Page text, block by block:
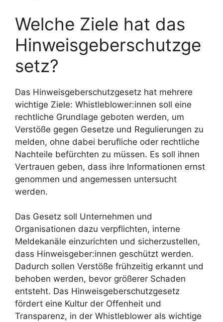
Welche Ziele hat das
Hinweisgeberschutzge
setz?
Das Hinweisgeberschutzgesetz hat mehrere
wichtige Ziele: Whistleblower:innen soll eine
rechtliche Grundlage geboten werden, um
Verstöße gegen Gesetze und Regulierungen zu
melden, ohne dabei berufliche oder rechtliche
Nachteile befürchten zu müssen. Es soll ihnen
Vertrauen geben, dass ihre Informationen ernst
genommen und angemessen untersucht
werden.
Das Gesetz soll Unternehmen und
Organisationen dazu verpflichten, interne
Meldekanäle einzurichten und sicherzustellen,
dass Hinweisgeber:innen geschützt werden.
Dadurch sollen Verstöße frühzeitig erkannt und
behoben werden, bevor größerer Schaden
entsteht. Das Hinweisgeberschutzgesetz
fördert eine Kultur der Offenheit und
Transparenz, in der Whistleblower als wichtige